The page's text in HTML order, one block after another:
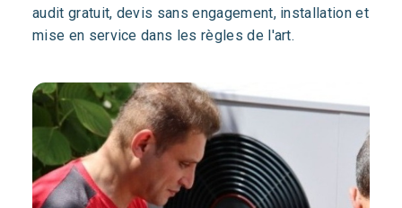
audit gratuit, devis sans engagement, installation et
mise en service dans les règles de l'art.